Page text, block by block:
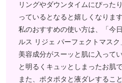
リングやダウンタイムにぴったり
っているとなると嬉しくなります
私のおすすめの使い方は、「今
ルス リジェ パーフェクトマスク
美容成分がスーッと肌に入って
と明るくキュッとしまったお肌
また、 ポタポタと液ダレするこ